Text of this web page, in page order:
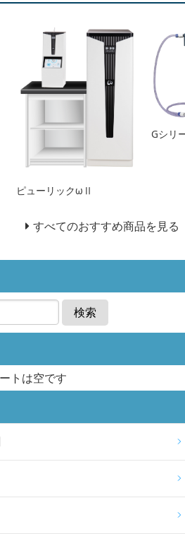
ピューリックωⅡ
Gシリ
すべてのおすすめ商品を見る
検索
トは空です